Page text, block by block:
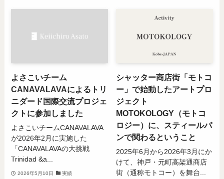
よさこいチーム
CANAVALAVAによるトリ
ニダード国際交流プロジェ
クトに参加しました
よさこいチームCANAVALAVA
が2026年2月に実施した
「CANAVALAVAの大挑戦
Trinidad &a...
2026年5月10日 実績
シャッター商店街「モトコ
ー」で始動したアートプロ
ジェクト
MOTOKOLOGY（モトコ
ロジー）に、スティールパ
ンで関わるということ
2025年6月から2026年3月にか
けて、神戸・元町高架通商店
街（通称モトコー）を舞台...